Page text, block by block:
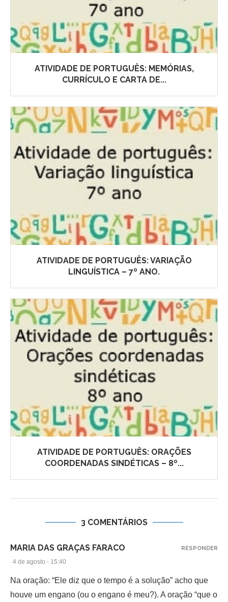
ATIVIDADE DE PORTUGUÊS: MEMÓRIAS,
CURRÍCULO E CARTA DE...
ATIVIDADE DE PORTUGUÊS: VARIAÇÃO
LINGUÍSTICA – 7º ANO.
ATIVIDADE DE PORTUGUÊS: ORAÇÕES
COORDENADAS SINDÉTICAS – 8º...
3 COMENTÁRIOS
MARIA DAS GRAÇAS FARACO
4 de agosto - 15:40
Na oração: “Ele diz que o tempo é a solução” acho que
houve um engano (ou o engano é meu?). A oração “que o
RESPONDER